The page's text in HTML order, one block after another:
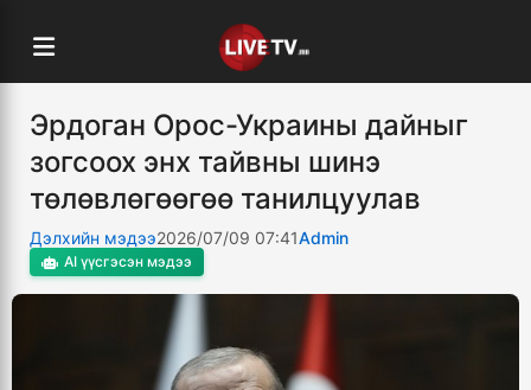
Эрдоган Орос-Украины дайныг
зогсоох энх тайвны шинэ
төлөвлөгөөгөө танилцуулав
Дэлхийн мэдээ2026/07/09 07:41Admin
AI үүсгэсэн мэдээ